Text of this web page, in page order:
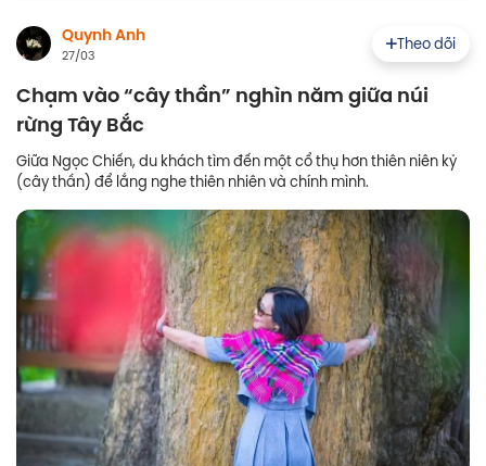
Quynh Anh
27/03
Theo dõi
Chạm vào “cây thần” nghìn năm giữa núi
rừng Tây Bắc
Giữa Ngọc Chiến, du khách tìm đến một cổ thụ hơn thiên niên kỷ
(cây thần) để lắng nghe thiên nhiên và chính mình.